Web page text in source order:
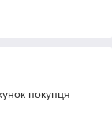
покупця